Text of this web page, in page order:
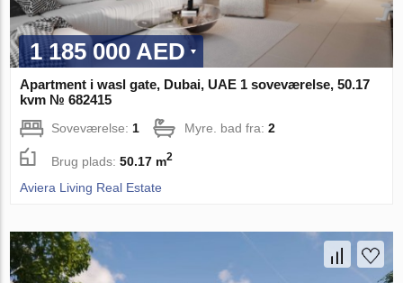
1 185 000 AED
Apartment i wasl gate, Dubai, UAE 1 soveværelse, 50.17
kvm № 682415
Soveværelse:1 Myre. bad fra:2
Brug plads:50.17 m2
Aviera Living Real Estate